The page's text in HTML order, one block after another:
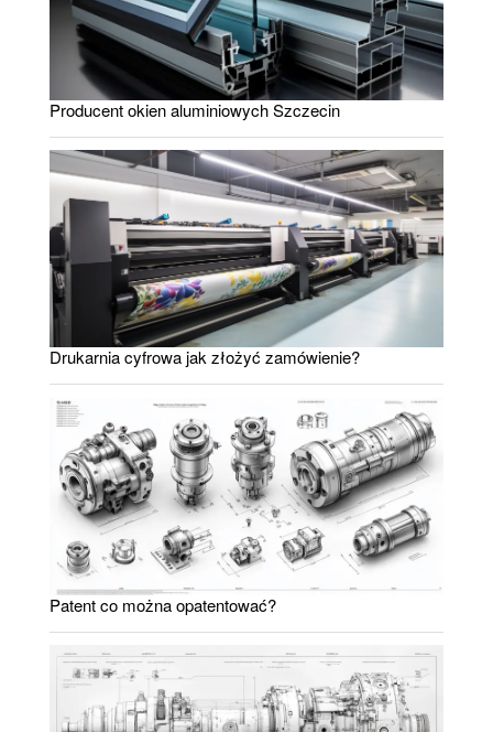
Producent okien aluminiowych Szczecin
Drukarnia cyfrowa jak złożyć zamówienie?
Patent co można opatentować?